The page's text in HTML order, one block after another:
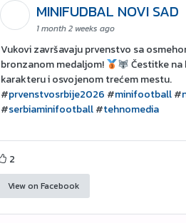
MINIFUDBAL NOVI SAD
1 month 2 weeks ago
Vukovi završavaju prvenstvo sa
bronzanom medaljom!
Čestitke
karakteru i osvojenom trećem mestu.
#prvenstvosrbije2026 #minifootball#
#serbiaminifootball#tehnomedia
2
View on Facebook